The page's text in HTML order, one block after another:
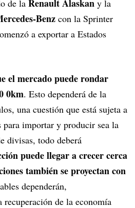
de la Renault Alaskan y la
Benz con la Sprinter
a exportar a Estados
el mercado puede rondar
0km. Esto dependerá de la
una cuestión que está sujeta a
importar y producir sea la
divisas, todo deberá
puede llegar a crecer cerca
también se proyectan con
dependerán,
de la economía